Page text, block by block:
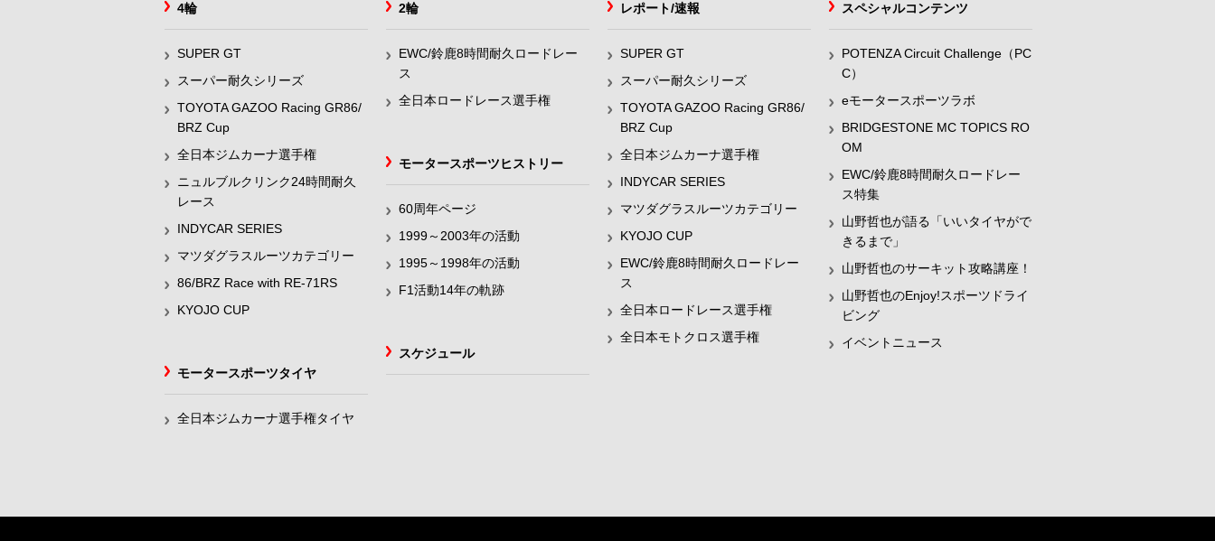
4輪
SUPER GT
スーパー耐久シリーズ
TOYOTA GAZOO Racing GR86/
BRZ Cup
全日本ジムカーナ選手権
ニュルブルクリンク24時間耐久
レース
INDYCAR SERIES
マツダグラスルーツカテゴリー
86/BRZ Race with RE-71RS
KYOJO CUP
2輪
EWC/鈴鹿8時間耐久ロードレー
ス
全日本ロードレース選手権
レポート/速報
SUPER GT
スーパー耐久シリーズ
TOYOTA GAZOO Racing GR86/
BRZ Cup
全日本ジムカーナ選手権
INDYCAR SERIES
マツダグラスルーツカテゴリー
KYOJO CUP
EWC/鈴鹿8時間耐久ロードレー
ス
全日本ロードレース選手権
全日本モトクロス選手権
スペシャルコンテンツ
POTENZA Circuit Challenge（PC
C）
eモータースポーツラボ
BRIDGESTONE MC TOPICS RO
OM
EWC/鈴鹿8時間耐久ロードレー
ス特集
山野哲也が語る「いいタイヤがで
きるまで」
山野哲也のサーキット攻略講座！
山野哲也のEnjoy!スポーツドライ
ビング
イベントニュース
モータースポーツヒストリー
60周年ページ
1999～2003年の活動
1995～1998年の活動
F1活動14年の軌跡
スケジュール
モータースポーツタイヤ
全日本ジムカーナ選手権タイヤ